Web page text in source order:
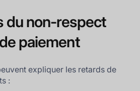
du non-respect
paiement
expliquer les retards de
: